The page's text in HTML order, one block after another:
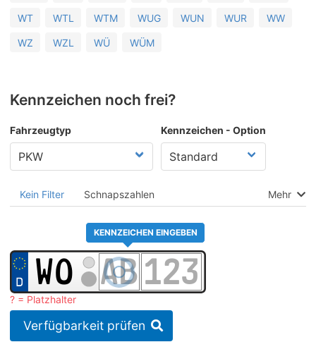
WT WTL WTM WUG WUN WUR WW
WZ WZL WÜ WÜM
Kennzeichen noch frei?
Fahrzeugtyp Kennzeichen - Option
Kein Filter Schnapszahlen Mehr
KENNZEICHEN EINGEBEN
? = Platzhalter
Verfügbarkeit prüfen